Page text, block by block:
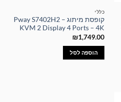
כללי
קופסת מיתוג – Pway S7402H2
KVM 2 Display 4 Ports – 4K
₪1,749.00
הוספה לסל